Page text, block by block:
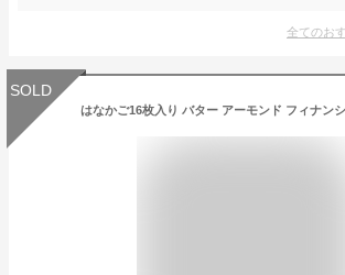
全てのお
SOLD